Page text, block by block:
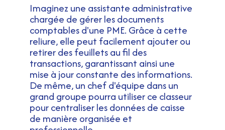
Imaginez une assistante administrative
chargée de gérer les documents
comptables d'une PME. Grâce à cette
reliure, elle peut facilement ajouter ou
retirer des feuillets au fil des
transactions, garantissant ainsi une
mise à jour constante des informations.
De même, un chef d'équipe dans un
grand groupe pourra utiliser ce classeur
pour centraliser les données de caisse
de manière organisée et